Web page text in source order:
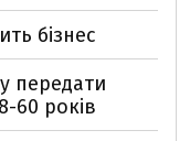
бізнес
передати
60 років